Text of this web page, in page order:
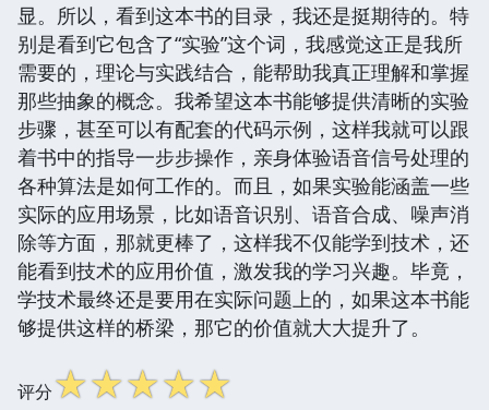
显。所以，看到这本书的目录，我还是挺期待的。特
别是看到它包含了“实验”这个词，我感觉这正是我所
需要的，理论与实践结合，能帮助我真正理解和掌握
那些抽象的概念。我希望这本书能够提供清晰的实验
步骤，甚至可以有配套的代码示例，这样我就可以跟
着书中的指导一步步操作，亲身体验语音信号处理的
各种算法是如何工作的。而且，如果实验能涵盖一些
实际的应用场景，比如语音识别、语音合成、噪声消
除等方面，那就更棒了，这样我不仅能学到技术，还
能看到技术的应用价值，激发我的学习兴趣。毕竟，
学技术最终还是要用在实际问题上的，如果这本书能
够提供这样的桥梁，那它的价值就大大提升了。
评分☆☆☆☆☆